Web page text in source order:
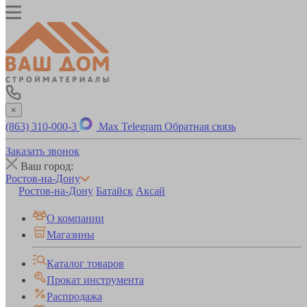
×
(863) 310-000-3 Max Telegram Обратная связь
Заказать звонок
Ваш город:
Ростов-на-Дону
Ростов-на-Дону Батайск Аксай
О компании
Магазины
Каталог товаров
Прокат инструмента
Распродажа